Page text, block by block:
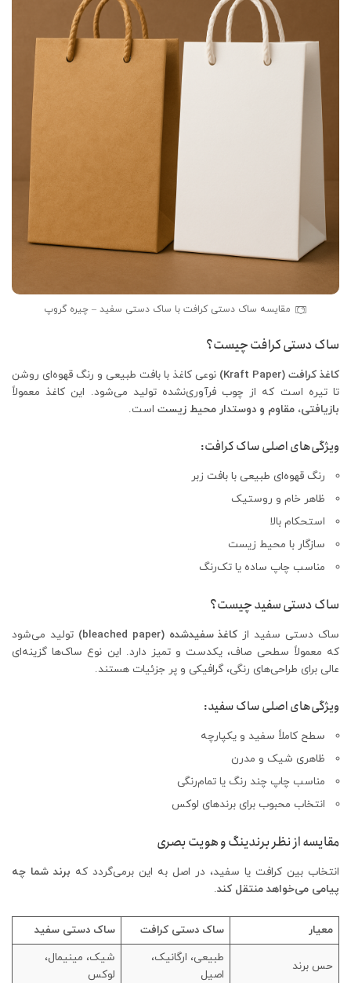
مقایسه ساک دستی کرافت با ساک دستی سفید – چیره گروپ
ساک دستی کرافت چیست؟
کاغذ کرافت (Kraft Paper)
نوعی کاغذ با بافت طبیعی و رنگ قهوه‌ای روشن
تا تیره است که از چوب فرآوری‌نشده تولید می‌شود. این کاغذ معمولاً
بازیافتی، مقاوم و دوستدار محیط زیست است.
ویژگی‌های اصلی ساک کرافت:
رنگ قهوه‌ای طبیعی با بافت زبر
ظاهر خام و روستیک
استحکام بالا
سازگار با محیط زیست
مناسب چاپ ساده یا تک‌رنگ
ساک دستی سفید چیست؟
ساک دستی سفید از کاغذ سفید‌شده (bleached paper)
تولید می‌شود
که معمولاً سطحی صاف، یکدست و تمیز دارد. این نوع ساک‌ها گزینه‌ای
عالی برای طراحی‌های رنگی، گرافیکی و پر جزئیات هستند.
ویژگی‌های اصلی ساک سفید:
سطح کاملاً سفید و یکپارچه
ظاهری شیک و مدرن
مناسب چاپ چند رنگ یا تمام‌رنگی
انتخاب محبوب برای برندهای لوکس
مقایسه از نظر برندینگ و هویت بصری
انتخاب بین کرافت یا سفید، در اصل به این برمی‌گردد که برند شما چه
پیامی می‌خواهد منتقل کند.
معیار ساک دستی کرافت ساک دستی سفید
حس برند
طبیعی، ارگانیک،
اصیل
شیک، مینیمال،
لوکس